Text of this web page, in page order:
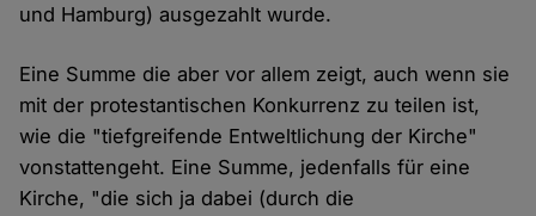
und Hamburg) ausgezahlt wurde.
Eine Summe die aber vor allem zeigt, auch wenn sie
mit der protestantischen Konkurrenz zu teilen ist,
wie die "tiefgreifende Entweltlichung der Kirche"
vonstattengeht. Eine Summe, jedenfalls für eine
Kirche, "die sich ja dabei (durch die